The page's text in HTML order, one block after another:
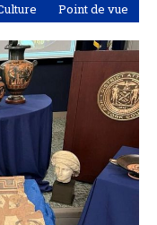
Point de vue